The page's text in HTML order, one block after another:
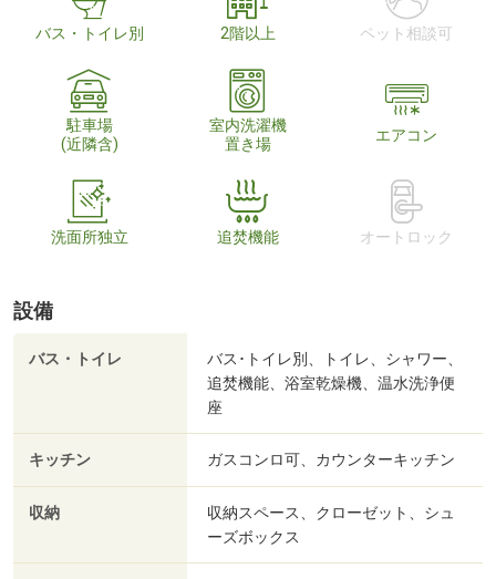
バス・トイレ別 2階以上 ペット相談可
駐車場
(近隣含)
室内洗濯機
置き場
エアコン
洗面所独立 追焚機能 オートロック
設備
バス・トイレ
バス･トイレ別、トイレ、シャワー、
追焚機能、浴室乾燥機、温水洗浄便
座
キッチン ガスコンロ可、カウンターキッチン
収納
収納スペース、クローゼット、シュ
ーズボックス